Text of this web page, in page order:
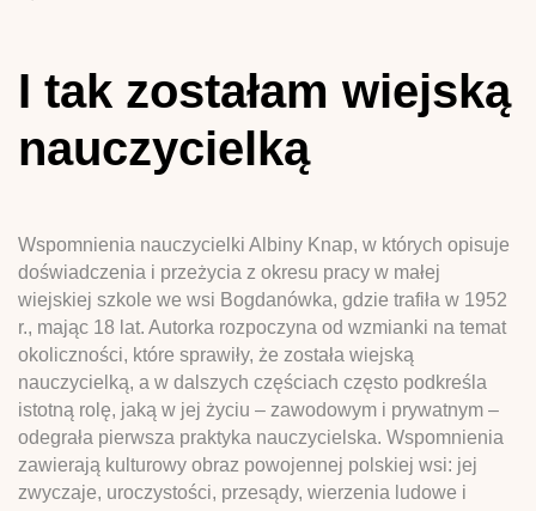
I tak zostałam wiejską
nauczycielką
Wspomnienia nauczycielki Albiny Knap, w których opisuje
doświadczenia i przeżycia z okresu pracy w małej
wiejskiej szkole we wsi Bogdanówka, gdzie trafiła w 1952
r., mając 18 lat. Autorka rozpoczyna od wzmianki na temat
okoliczności, które sprawiły, że została wiejską
nauczycielką, a w dalszych częściach często podkreśla
istotną rolę, jaką w jej życiu – zawodowym i prywatnym –
odegrała pierwsza praktyka nauczycielska. Wspomnienia
zawierają kulturowy obraz powojennej polskiej wsi: jej
zwyczaje, uroczystości, przesądy, wierzenia ludowe i